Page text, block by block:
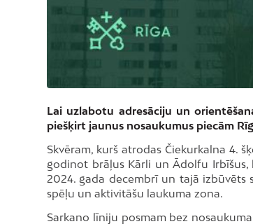
Lai uzlabotu adresāciju un
piešķirt jaunus nosaukumus piecām
Skvēram, kurš atrodas Čiekurkalna 4.
godinot brāļus Kārli un Ādolfu Irbīšus,
2024. gada decembrī un tajā izbūvēts
spēļu un aktivitāšu laukuma zona.
Sarkano līniju posmam bez